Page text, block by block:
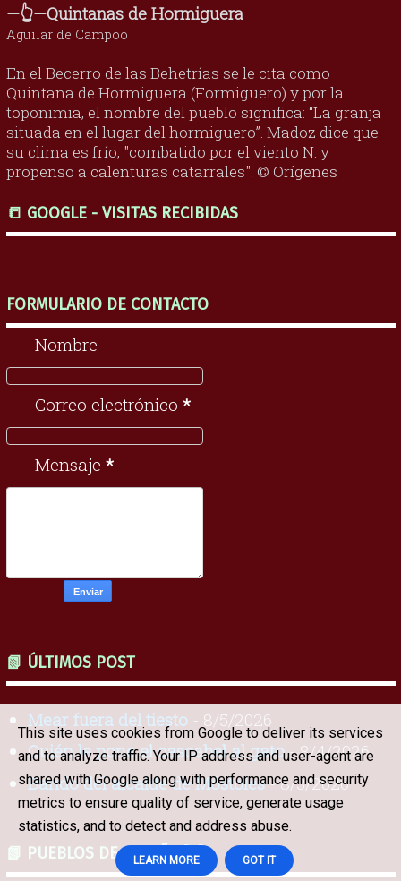
—👆—Quintanas de Hormiguera
Aguilar de Campoo
En el Becerro de las Behetrías se le cita como
Quintana de Hormiguera (Formiguero) y por la
toponimia, el nombre del pueblo significa: “La granja
situada en el lugar del hormiguero”. Madoz dice que
su clima es frío, "combatido por el viento N. y
propenso a calenturas catarrales". © Orígenes
📒 GOOGLE - VISITAS RECIBIDAS
FORMULARIO DE CONTACTO
Nombre
Correo electrónico *
Mensaje *
📗 ÚLTIMOS POST
Mear fuera del tiesto- 8/5/2026
Quién le pone el cascabel al gato- 8/4/2026
Bando del alcalde de Móstoles- 8/3/2026
📗 PUEBLOS DE ESPAÑA [A]
This site uses cookies from Google to deliver its services
and to analyze traffic. Your IP address and user-agent are
shared with Google along with performance and security
metrics to ensure quality of service, generate usage
statistics, and to detect and address abuse.
LEARN MORE GOT IT